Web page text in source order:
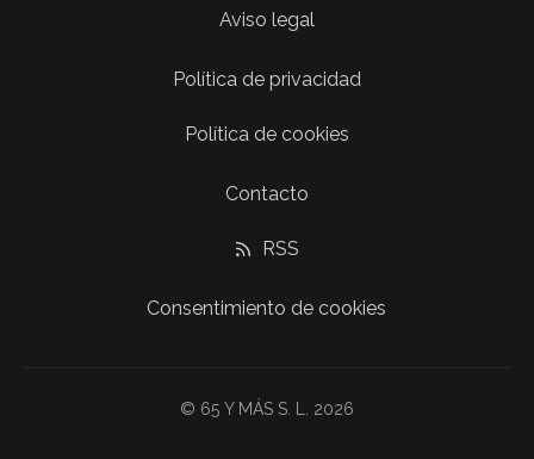
Aviso legal
Política de privacidad
Política de cookies
Contacto
RSS
Consentimiento de cookies
© 65 Y MÁS S. L. 2026